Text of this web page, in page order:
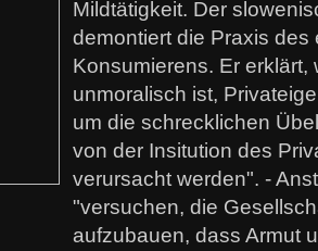
Mildtätigkeit. Der
demontiert die Praxis des
Konsumierens. Er erklärt,
unmoralisch ist,
um die schrecklichen
von der Insitution des
verursacht werden". -
"versuchen, die
aufzubauen, dass Armut